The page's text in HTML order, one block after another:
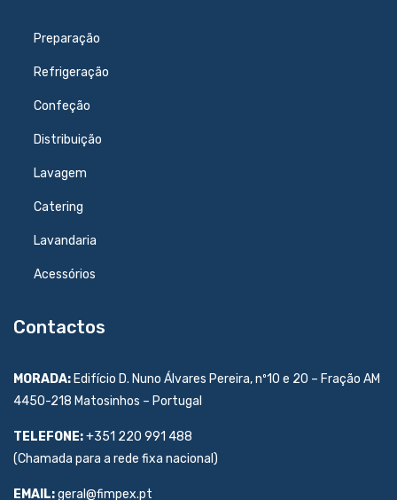
Preparação
Refrigeração
Confeção
Distribuição
Lavagem
Catering
Lavandaria
Acessórios
Contactos
MORADA: Edifício D. Nuno Álvares Pereira, nº10 e 20 – Fração AM
4450-218 Matosinhos – Portugal
TELEFONE:+351 220 991 488
(Chamada para a rede fixa nacional)
EMAIL:geral@fimpex.pt